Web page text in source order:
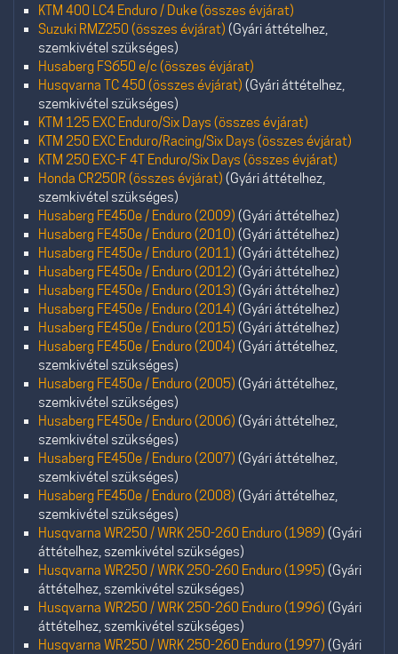
KTM 400 LC4 Enduro / Duke (összes évjárat)
Suzuki RMZ250 (összes évjárat) (Gyári áttételhez,
szemkivétel szükséges)
Husaberg FS650 e/c (összes évjárat)
Husqvarna TC 450 (összes évjárat) (Gyári áttételhez,
szemkivétel szükséges)
KTM 125 EXC Enduro/Six Days (összes évjárat)
KTM 250 EXC Enduro/Racing/Six Days (összes évjárat)
KTM 250 EXC-F 4T Enduro/Six Days (összes évjárat)
Honda CR250R (összes évjárat) (Gyári áttételhez,
szemkivétel szükséges)
Husaberg FE450e / Enduro (2009) (Gyári áttételhez)
Husaberg FE450e / Enduro (2010) (Gyári áttételhez)
Husaberg FE450e / Enduro (2011) (Gyári áttételhez)
Husaberg FE450e / Enduro (2012) (Gyári áttételhez)
Husaberg FE450e / Enduro (2013) (Gyári áttételhez)
Husaberg FE450e / Enduro (2014) (Gyári áttételhez)
Husaberg FE450e / Enduro (2015) (Gyári áttételhez)
Husaberg FE450e / Enduro (2004) (Gyári áttételhez,
szemkivétel szükséges)
Husaberg FE450e / Enduro (2005) (Gyári áttételhez,
szemkivétel szükséges)
Husaberg FE450e / Enduro (2006) (Gyári áttételhez,
szemkivétel szükséges)
Husaberg FE450e / Enduro (2007) (Gyári áttételhez,
szemkivétel szükséges)
Husaberg FE450e / Enduro (2008) (Gyári áttételhez,
szemkivétel szükséges)
Husqvarna WR250 / WRK 250-260 Enduro (1989) (Gyári
áttételhez, szemkivétel szükséges)
Husqvarna WR250 / WRK 250-260 Enduro (1995) (Gyári
áttételhez, szemkivétel szükséges)
Husqvarna WR250 / WRK 250-260 Enduro (1996) (Gyári
áttételhez, szemkivétel szükséges)
Husqvarna WR250 / WRK 250-260 Enduro (1997) (Gyári